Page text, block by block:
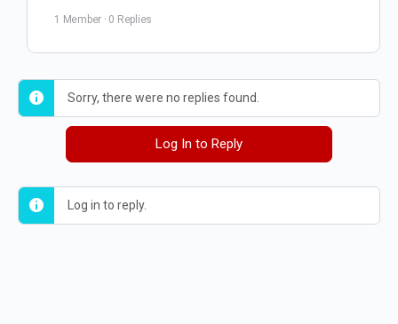
1 Member · 0 Replies
Sorry, there were no replies found.
Log In to Reply
Log in to reply.